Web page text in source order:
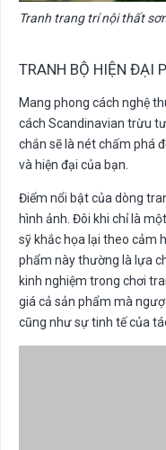
Tranh trang trí nội thất
TRANH BỘ HIỆN ĐẠI
Mang phong cách nghệ
cách Scandinavian trừu
chắn sẽ là nét chấm phá
và hiện đại của bạn.
Điểm nổi bật của dòng
hình ảnh. Đôi khi chỉ là
sỹ khắc họa lại theo cảm
phẩm này thường là lựa
kinh nghiệm trong chơi
giá cả sản phẩm mà
cũng như sự tinh tế của